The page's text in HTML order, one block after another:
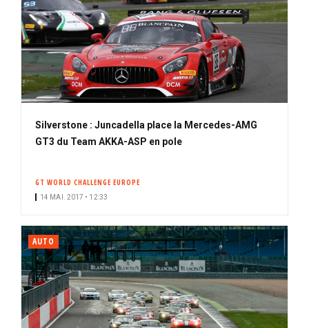
Silverstone : Juncadella place la Mercedes-AMG
GT3 du Team AKKA-ASP en pole
GT WORLD CHALLENGE EUROPE
14 MAI. 2017 • 12:33
AUTO